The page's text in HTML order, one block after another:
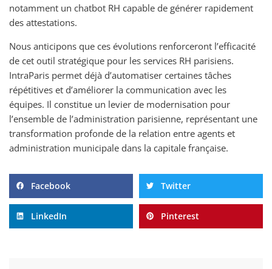
notamment un chatbot RH capable de générer rapidement
des attestations.
Nous anticipons que ces évolutions renforceront l’efficacité
de cet outil stratégique pour les services RH parisiens.
IntraParis permet déjà d’automatiser certaines tâches
répétitives et d’améliorer la communication avec les
équipes. Il constitue un levier de modernisation pour
l’ensemble de l’administration parisienne, représentant une
transformation profonde de la relation entre agents et
administration municipale dans la capitale française.
Facebook Twitter
LinkedIn Pinterest